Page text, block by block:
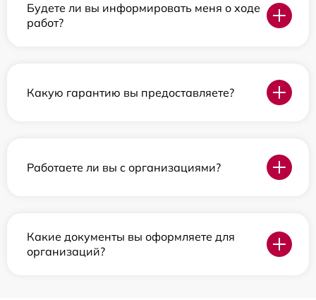
Будете ли вы информировать меня о ходе
работ?
Какую гарантию вы предоставляете?
Работаете ли вы с организациями?
Какие документы вы оформляете для
организаций?